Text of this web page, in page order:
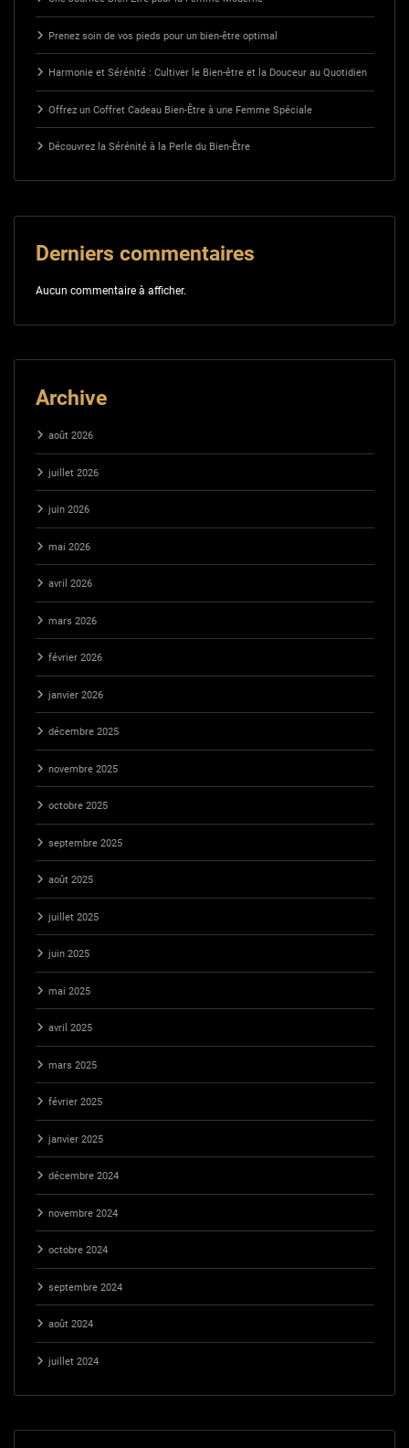
Prenez soin de vos pieds pour un bien-être optimal
Harmonie et Sérénité : Cultiver le Bien-être et la Douceur au Quotidien
Offrez un Coffret Cadeau Bien-Être à une Femme Spéciale
Découvrez la Sérénité à la Perle du Bien-Être
Derniers commentaires
Aucun commentaire à afficher.
Archive
août 2026
juillet 2026
juin 2026
mai 2026
avril 2026
mars 2026
février 2026
janvier 2026
décembre 2025
novembre 2025
octobre 2025
septembre 2025
août 2025
juillet 2025
juin 2025
mai 2025
avril 2025
mars 2025
février 2025
janvier 2025
décembre 2024
novembre 2024
octobre 2024
septembre 2024
août 2024
juillet 2024